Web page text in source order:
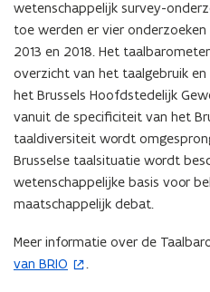
n
n
i
e
u
w
v
e
n
t
e
wetenschappelijk survey-
toe werden er vier onderzoeken
2013 en 2018. Het
overzicht van het taalgebruik
het Brussels Hoofdstedelijk
vanuit de specificiteit van het
taaldiversiteit wordt
Brusselse taalsituatie wordt
wetenschappelijke basis voor
maatschappelijk debat.
Meer informatie over de
van BRIO
.